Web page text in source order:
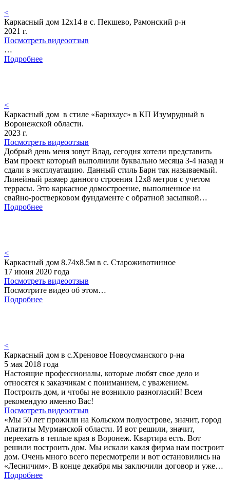
<
Каркасный дом 12х14 в с. Пекшево, Рамонский р-н
2021 г.
Посмотреть видеоотзыв
…
Подробнее
<
Каркасный дом в стиле «Барнхаус» в КП Изумрудный в
Воронежской области.
2023 г.
Посмотреть видеоотзыв
Добрый день меня зовут Влад, сегодня хотели представить
Вам проект который выполнили буквально месяца 3-4 назад и
сдали в эксплуатацию. Данный стиль Барн так называемый.
Линейный размер данного строения 12х8 метров с учетом
террасы. Это каркасное домостроение, выполненное на
свайно-ростверковом фундаменте с обратной засыпкой…
Подробнее
<
Каркасный дом 8.74х8.5м в с. Староживотинное
17 июня 2020 года
Посмотреть видеоотзыв
Посмотрите видео об этом…
Подробнее
<
Каркасный дом в с.Хреновое Новоусманского р-на
5 мая 2018 года
Настоящие профессионалы, которые любят свое дело и
относятся к заказчикам с пониманием, с уважением.
Построить дом, и чтобы не возникло разногласий! Всем
рекомендую именно Вас!
Посмотреть видеоотзыв
«Мы 50 лет прожили на Кольском полуострове, значит, город
Апатиты Мурманской области. И вот решили, значит,
переехать в теплые края в Воронеж. Квартира есть. Вот
решили построить дом. Мы искали какая фирма нам построит
дом. Очень много всего пересмотрели и вот остановились на
«Лесничим». В конце декабря мы заключили договор и уже…
Подробнее